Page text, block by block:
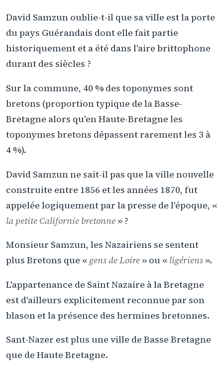
David Samzun oublie-t-il que sa ville est la porte
du pays Guérandais dont elle fait partie
historiquement et a été dans l'aire brittophone
durant des siècles ?
Sur la commune, 40 % des toponymes sont
bretons (proportion typique de la Basse-
Bretagne alors qu'en Haute-Bretagne les
toponymes bretons dépassent rarement les 3 à
4 %).
David Samzun ne sait-il pas que la ville nouvelle
construite entre 1856 et les années 1870, fut
appelée logiquement par la presse de l'époque, «
la petite Californie bretonne » ?
Monsieur Samzun, les Nazairiens se sentent
plus Bretons que «gens de Loire » ou « ligériens ».
L'appartenance de Saint Nazaire à la Bretagne
est d'ailleurs explicitement reconnue par son
blason et la présence des hermines bretonnes.
Sant-Nazer est plus une ville de Basse Bretagne
que de Haute Bretagne.